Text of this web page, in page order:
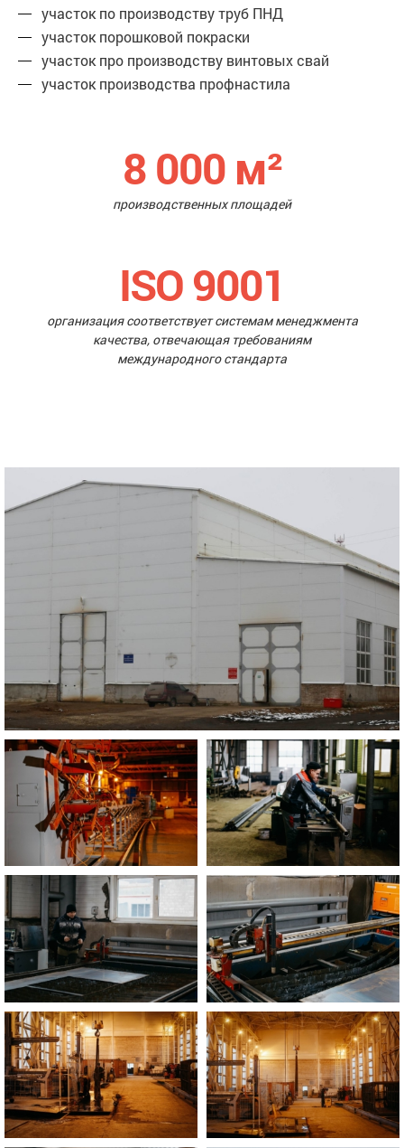
участок по производству труб ПНД
участок порошковой покраски
участок про производству винтовых свай
участок производства профнастила
8 000 м²
производственных площадей
ISO 9001
организация соответствует системам менеджмента
качества, отвечающая требованиям
международного стандарта